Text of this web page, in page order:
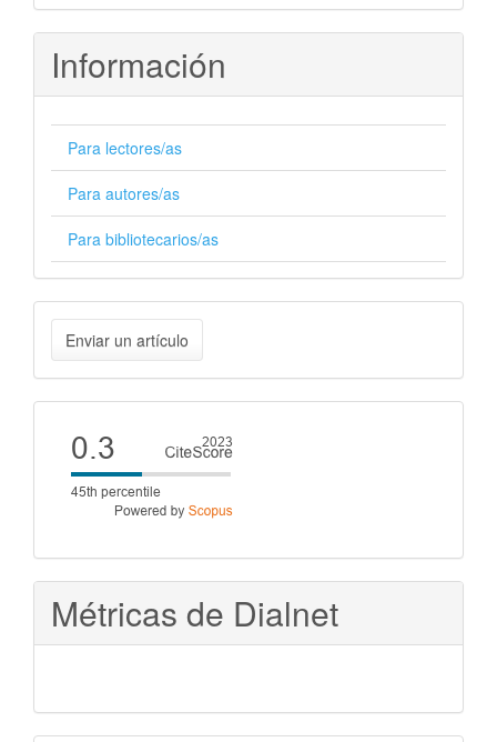
Información
Para lectores/as
Para autores/as
Para bibliotecarios/as
Enviar
un
artículo
Enviar un artículo
Cite
score
Métricas de Dialnet